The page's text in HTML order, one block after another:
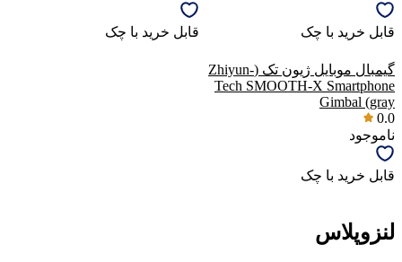
قابل خرید با چک قابل خرید با چک
گیمبال موبایل ژیون تک (Zhiyun-
Tech SMOOTH-X Smartphone
Gimbal (gray
0.0
ناموجود
قابل خرید با چک
لنزوپلاس